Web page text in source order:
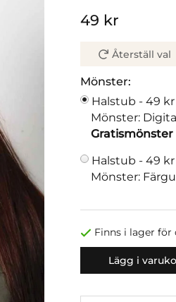
49 kr
Återställ val
Mönster:
Halstub - 49 kr
Mönster:
Gratismönster
Halstub - 49 kr
Mönster:
Finns i lager för
Lägg i